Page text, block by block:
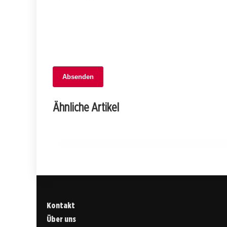
Absenden
Ähnliche Artikel
06. November 2025
Teenager verwechseln Gaspedal mit
Kontakt
Über uns